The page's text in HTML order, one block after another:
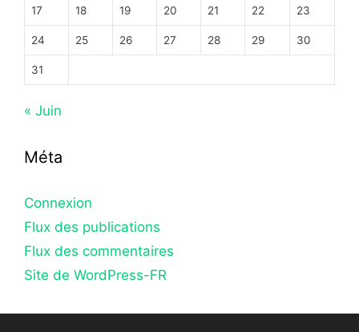
17 18 19 20 21 22 23
24 25 26 27 28 29 30
31
« Juin
Méta
Connexion
Flux des publications
Flux des commentaires
Site de WordPress-FR